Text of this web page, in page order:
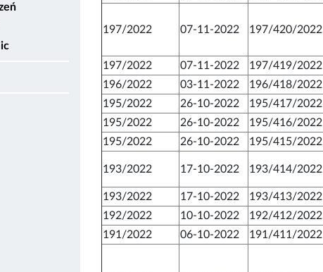
197/2022 07-11-2022 197/420/2022
197/2022 07-11-2022 197/419/2022
196/2022
03-11-2022 196/418/2022
195/2022
26-10-2022 195/417/2022
195/2022
26-10-2022 195/416/2022
195/2022
26-10-2022 195/415/2022
193/2022 17-10-2022 193/414/2022
193/2022 17-10-2022 193/413/2022
192/2022
10-10-2022 192/412/2022
191/2022
06-10-2022 191/411/2022